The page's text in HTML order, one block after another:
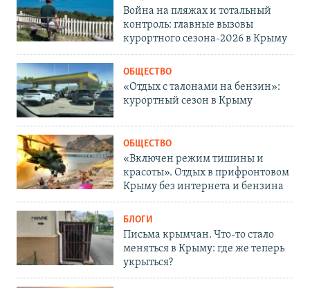
Война на пляжах и тотальный
контроль: главные вызовы
курортного сезона-2026 в Крыму
ОБЩЕСТВО
«Отдых с талонами на бензин»:
курортный сезон в Крыму
ОБЩЕСТВО
«Включен режим тишины и
красоты». Отдых в прифронтовом
Крыму без интернета и бензина
БЛОГИ
Письма крымчан. Что-то стало
меняться в Крыму: где же теперь
укрыться?